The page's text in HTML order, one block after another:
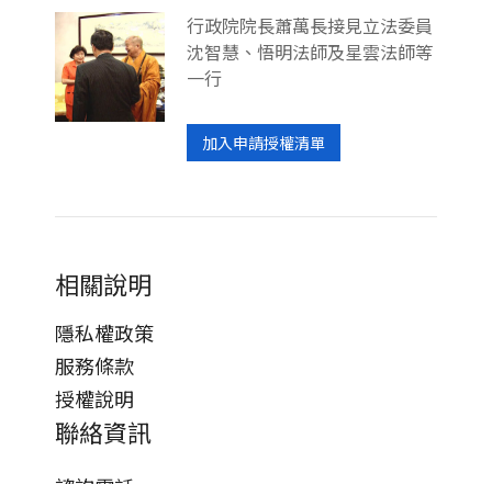
行政院院長蕭萬長接見立法委員
沈智慧、悟明法師及星雲法師等
一行
加入申請授權清單
相關說明
隱私權政策
服務條款
授權說明
聯絡資訊